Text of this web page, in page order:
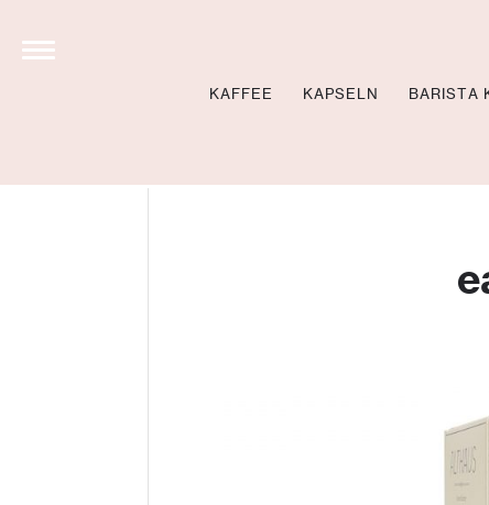
KAFFEE KAPSELN BARISTA
NEWS
BARISTA KURSE